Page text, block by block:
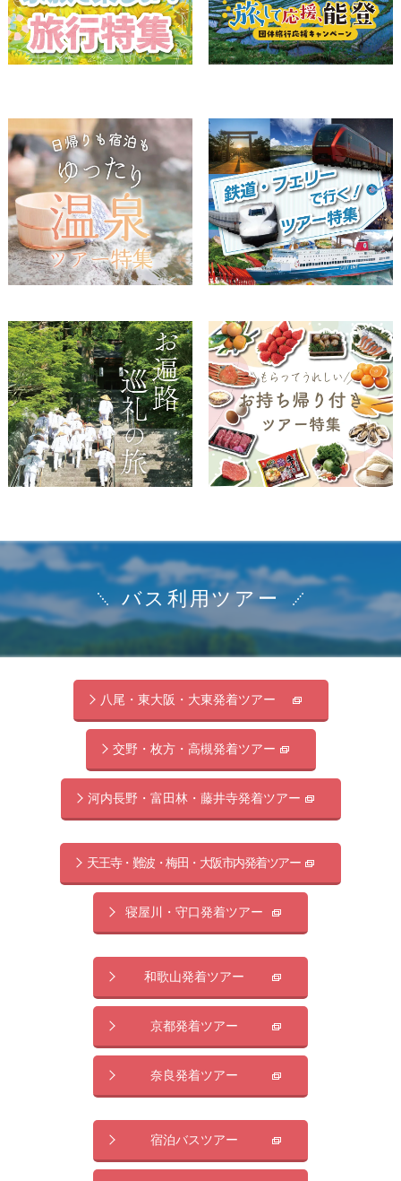
バス利用ツアー
八尾・東大阪・大東発着ツアー
交野・枚方・高槻発着ツアー
河内長野・富田林・藤井寺発着ツアー
天王寺・難波・梅田・大阪市内発着ツアー
寝屋川・守口発着ツアー
和歌山発着ツアー
京都発着ツアー
奈良発着ツアー
宿泊バスツアー